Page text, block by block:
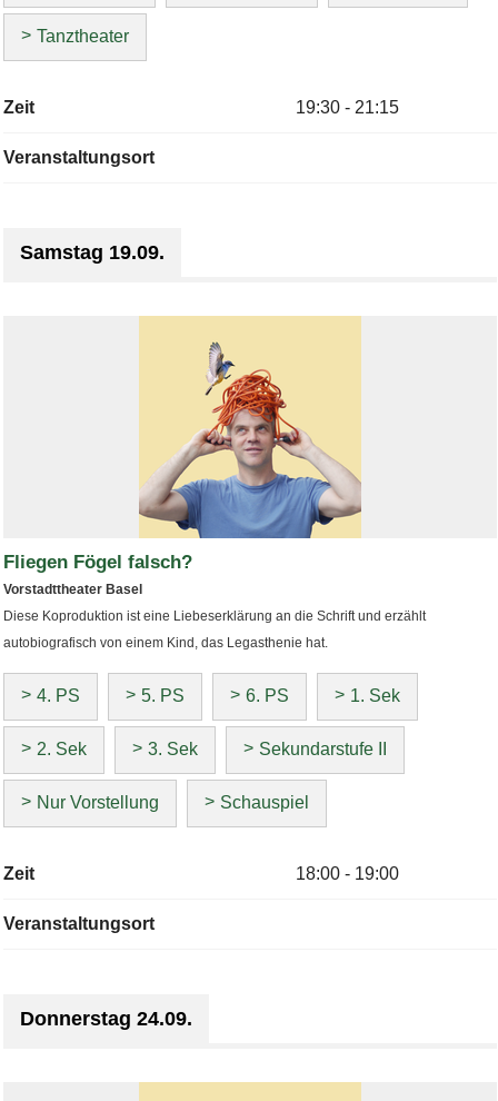
Tanztheater
Zeit 19:30 - 21:15
Veranstaltungsort
Samstag 19.09.
Fliegen Fögel falsch?
Vorstadttheater Basel
Diese Koproduktion ist eine Liebeserklärung an die Schrift und erzählt
autobiografisch von einem Kind, das Legasthenie hat.
4. PS 5. PS 6. PS 1. Sek
2. Sek 3. Sek Sekundarstufe II
Nur Vorstellung Schauspiel
Zeit 18:00 - 19:00
Veranstaltungsort
Donnerstag 24.09.